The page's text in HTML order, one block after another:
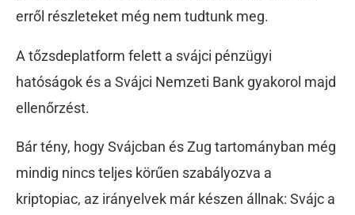
erről részleteket még nem tudtunk meg.
A tőzsdeplatform felett a svájci pénzügyi
hatóságok és a Svájci Nemzeti Bank gyakorol majd
ellenőrzést.
Bár tény, hogy Svájcban és Zug tartományban még
mindig nincs teljes körűen szabályozva a
kriptopiac, az irányelvek már készen állnak: Svájc a